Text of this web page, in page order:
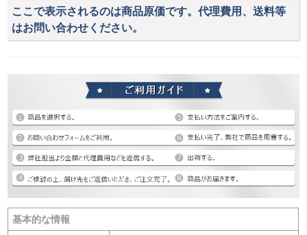
ここで表示されるのは商品原価です。代理費用、送料等
はお問い合わせください。
基本的な情報